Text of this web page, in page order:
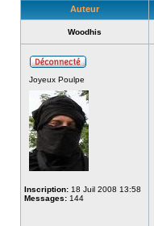
Auteur
Woodhis
Joyeux Poulpe
Inscription: 18 Juil 2008 13:58
Messages: 144